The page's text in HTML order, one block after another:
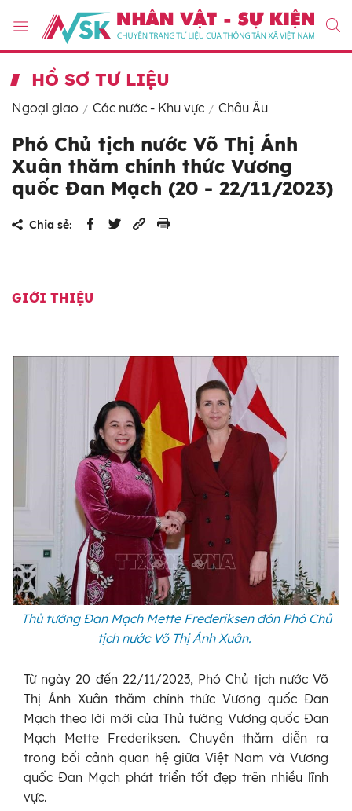
HỒ SƠ TƯ LIỆU
Ngoại giao Các nước - Khu vực Châu Âu
Phó Chủ tịch nước Võ Thị Ánh
Xuân thăm chính thức Vương
quốc Đan Mạch (20 - 22/11/2023)
Chia sẻ:
GIỚI THIỆU
Thủ tướng Đan Mạch Mette Frederiksen đón Phó Chủ
tịch nước Võ Thị Ánh Xuân.
Từ ngày 20 đến 22/11/2023, Phó Chủ tịch nước Võ
Thị Ánh Xuân thăm chính thức Vương quốc Đan
Mạch theo lời mời của Thủ tướng Vương quốc Đan
Mạch Mette Frederiksen. Chuyến thăm diễn ra
trong bối cảnh quan hệ giữa Việt Nam và Vương
quốc Đan Mạch phát triển tốt đẹp trên nhiều lĩnh
vực.